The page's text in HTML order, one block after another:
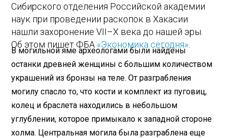
Сибирского отделения Российской академии
наук при проведении раскопок в Хакасии
нашли захоронение VII–X века до нашей эры.
Об этом пишет ФБА «Экономика сегодня»
В могильной яме археологами были найдены
останки древней женщины с большим количеством
украшений из бронзы на теле. От разграбления
могилу спасло то, что кости и комплект из пуговиц,
колец и браслета находились в небольшом
углублении, которое примыкало к западной стороне
холма. Центральная могила была разграблена еще